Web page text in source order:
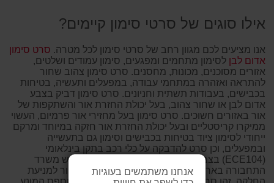
אנחנו משתמשים בעוגיות
אילו סוגים של סרטי סימון קיימים?
אנו מציעים לכם מגוון רחב של סרטי סימון לכל מטרה. סרט סימון
אדום לבן לסימון מתחמים ומפגעים, סימון עמודים ושלטים,
אזורים מסוכנים, מכונות, מחסנים. סרט סימון צהוב שחור
להתראה ואזהרה במתחמי עבודה, במפעלים ותעשיה, בטיחות
בכבישים, בעבודות תשתית וחניונים. סרט סימון דביק בצבע
אדום לבן או שחור צהוב, בעל יכולת החזרת אור והשתקפות של
אור באזורים חשוכים. סרט סימון בעל מחזירי אור פרמיום, העשוי
ממיקרו קריסטליים ובעל יכולת החזרת אור חזקה במיוחד ומרקם
ייחודי לסימון ציוד בטיחות בכבישים וסימון גם בתעשייה
ובמפעלים, וכן סרט להדבקה על כלי רכב בתקן בינלאומי
(ECE104) בצבעי אדום, אפור או צהוב, אותם דורש משרד
התחבורה בארץ. בנוסף תוכלו למצוא גם סרט שחור למניעת